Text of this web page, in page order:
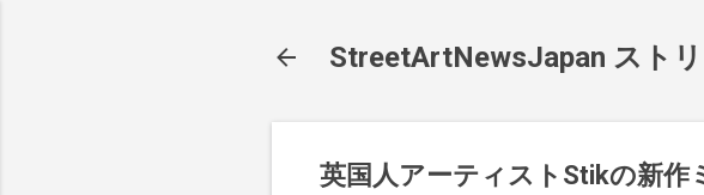
StreetArtNewsJapan スト
英国人アーティストStikの新作